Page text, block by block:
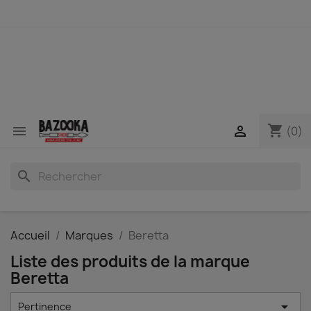
 shopping_cart (0)

search
Accueil Marques Beretta
Liste des produits de la marque
Beretta
Pertinence 